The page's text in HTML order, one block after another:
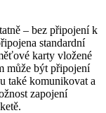
– bez připojení k
standardní
karty vložené
může být připojení
také komunikovat a
zapojení